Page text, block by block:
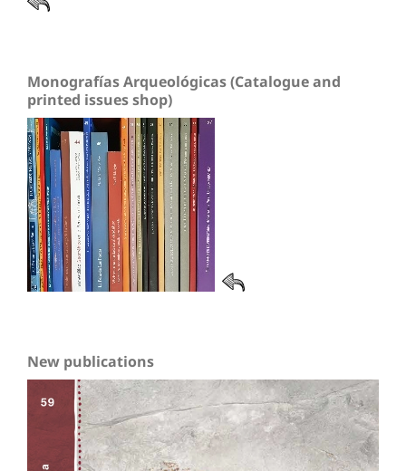
Monografías Arqueológicas (Catalogue and
printed issues shop)
New publications